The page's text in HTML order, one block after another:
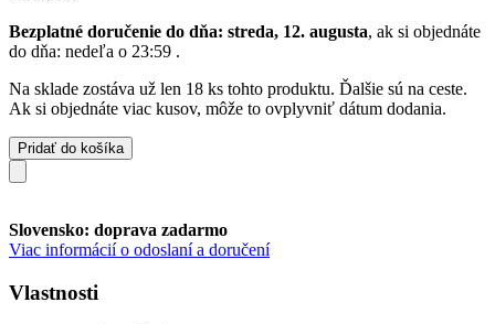
Bezplatné doručenie do dňa: streda, 12. augusta, ak si objednáte
do dňa: nedeľa o 23:59 .
Na sklade zostáva už len 18 ks tohto produktu. Ďalšie sú na ceste.
Ak si objednáte viac kusov, môže to ovplyvniť dátum dodania.
Pridať do košíka
Slovensko: doprava zadarmo
Viac informácií o odoslaní a doručení
Vlastnosti